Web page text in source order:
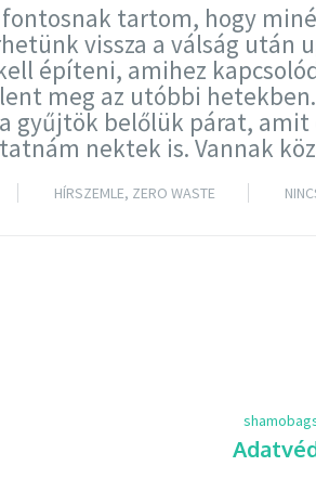
fontosnak tartom, hogy
vissza a válság után
építeni, amihez
meg az utóbbi
gyűjtök belőlük párat, amit
nektek is. Vannak
HÍRSZEMLE, ZERO WASTE